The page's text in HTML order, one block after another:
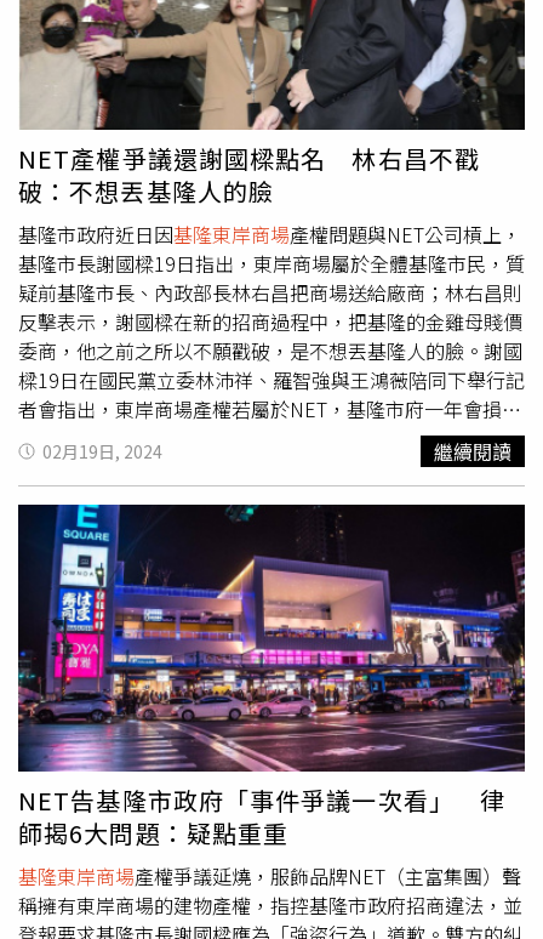
標、自打臉。基隆市府委任律師簡榮宗表示，NET昔日拒還
紅樓市場給北市府的情節，與現在NET與基市府產權糾紛如
出一轍，當年承租西門劇場的「房客」是柯達百貨，柯達再
轉租NET，；而
基隆東岸商場，林右昌任內租給大日公司，
大日再轉租給NET，當年柯達同意還給北市府，NET拒絕，
現在大日也同意還給基市府，NET又拒絕，但是不論是柯文
哲市府或林右昌市府，簽約出租對象都非NET，難道基市府
還要比照北市府當年的教訓，接受市產被佔據5年才還？簡
榮宗還說，不論是OT、BOT、ROT，各種政府將土地資產
出租給民間企業合作經營的方案，都不可能讓承租方無止盡
的使用市產，一定會訂定使用期限，到期檢討後續約，或收
回另外招標新的合作經營者，雖然NET堅稱擁有該商場2至4
樓的產權，但是高等法院曾有判例，一樓既然是基市府的資
產，NET的二樓奠基在市府的一樓基地上，更何況林右昌市
府沒有登記，NET也不會有土地持份，經營限期如果到達，
當然就應該全部還給市政府！現在問題是「原房客大日」神
隱，NET是向大日承租，如果覺得對「大日」不滿，應該要
找「大日」抗議，怎麼槓上基隆市府還拒絕還地還房？他強
調，既然全案已經進入司法程序，就尊重司法最後判決，希
望不知詳情的政治力別貿然介入。
NET產權爭議還謝國樑點名 林右昌不戳
破：不想丟基隆人的臉
基隆市政府近日因基隆東岸商場產權問題與NET公司槓上，
基隆市長謝國樑19日指出，東岸商場屬於全體基隆市民，質
疑前基隆市長、內政部長林右昌把商場送給廠商；林右昌則
反擊表示，謝國樑在新的招商過程中，把基隆的金雞母賤價
委商，他之前之所以不願戳破，是不想丟基隆人的臉。謝國
樑19日在國民黨立委林沛祥、羅智強與王鴻薇陪同下舉行記
者會指出，東岸商場產權若屬於NET，基隆市府一年會損失
5000萬租金，若計算建物的使用權限50年，共約25億左
右；謝批評，如此等於NET花2億蓋建物，就可以獲得25億
要把東岸商場送給NET。林右昌在謝國樑開記者會後也回應
表示，基隆市長謝國樑為東岸廣場重新招商案根本是賤價委
商，過程黑箱、手段粗暴、膽大妄為；他之前一直不願意公
開去戳破謝的作法，主要因為謝是現任基隆市市長，所言所
行如果處理不好，丟的是基隆人的臉，希望謝能妥善處理爭
議。對於謝國樑質疑林右昌遲未將東岸商場產權登記在市府
名下，林右昌指出，謝自己都說，今年三月初可以完成產權
登記，表示產權登記根本不是問題，但問題爭議點是，去年
謝市府如果決定不跟現任的廠商續約，在去年原有超過半年
時間，可以處理產權登記，為什麼一直不作為，到了引發爭
議才說要登記？林右昌澄清「50年25億租金」的問題說，
在他任內不會有這問題，如果謝國樑曾打電話問他的話，他
就會解說當初為什麼訂5年、3年加2年優先續約規劃，而不
是像謝現在這樣搞「20年加10年」的合約。林右昌說，5
02月19日, 2024 繼續閱讀
NET告基隆市政府「事件爭議一次看」 律
師揭6大問題：疑點重重
基隆東岸商場產權爭議延燒，服飾品牌NET（主富集團）聲
稱擁有東岸商場的建物產權，指控基隆市政府招商違法，並